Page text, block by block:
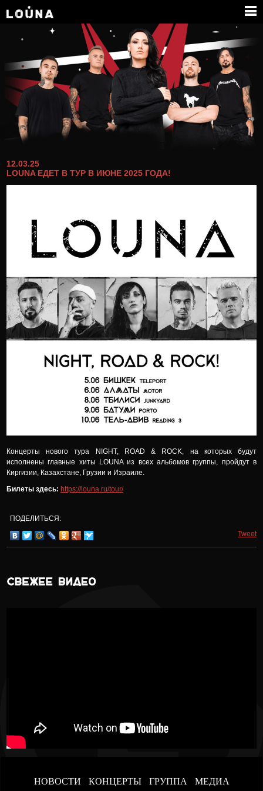
МЕДИА
ПАРТНЕРЫ
КОНТАКТЫ
12.03.25
LOUNA ЕДЕТ В ТУР В ИЮНЕ 2025 ГОДА!
Концерты нового тура NIGHT, ROAD & ROCK, на которых будут
исполнены главные хиты LOUNA из всех альбомов группы, пройдут в
Киргизии, Казахстане, Грузии и Израиле.
Билеты здесь: https://louna.ru/tour/
ПОДЕЛИТЬСЯ:
Tweet
НОВОСТИ КОНЦЕРТЫ ГРУППА
МЕДИА